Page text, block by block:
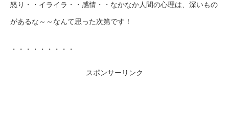
怒り・・イライラ・・感情・・なかなか人間の心理は、深いもの
があるな～～なんて思った次第です！
・・・・・・・・・
スポンサーリンク